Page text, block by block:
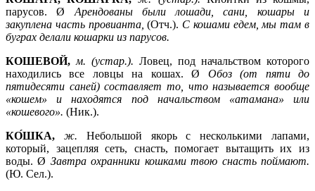
парусов. Ø Арендованы были лошади, сани, кошары и
закуплена часть провианта,(Отч.). С кошами едем, мы там в
буграх делали кошарки из парусов.
КОШЕВОЙ, м. (устар.). Ловец, под начальством которого
находились все ловцы на кошах. Ø Обоз (от пяти до
пятидесяти саней) составляет то, что называется вообще
«кошем» и находятся под начальством «атамана» или
«кошевого». (Ник.).
КО́ШКА, ж. Небольшой якорь с несколькими лапами,
который, зацепляя сеть, снасть, помогает вытащить их из
воды. Ø Завтра охранники кошками твою снасть поймают.
(Ю. Сел.).